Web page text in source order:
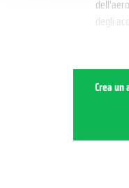
degli
Crea